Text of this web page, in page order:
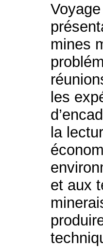
mines
les
la
et aux